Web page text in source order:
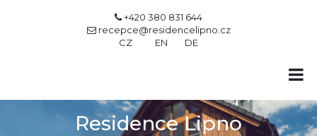
 +420 380 831 644
 recepce@residencelipno.cz
CZ
EN DE
Residence Lipno